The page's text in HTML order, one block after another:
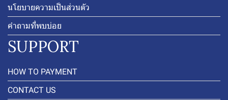
นโยบายความเป็นส่วนตัว
คำถามที่พบบ่อย
SUPPORT
HOW TO PAYMENT
CONTACT US